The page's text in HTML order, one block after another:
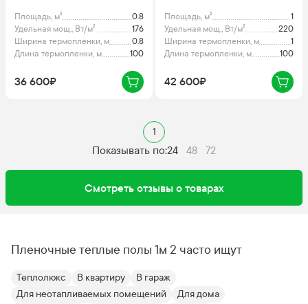
Площадь, м²
0.8
Удельная мощ., Вт/м²
176
Ширина термопленки, м
0.8
Длина термопленки, м
100
36 600₽
Площадь, м²
1
Удельная мощ., Вт/м²
220
Ширина термопленки, м
1
Длина термопленки, м
100
42 600₽
1
Показывать по:24 48 72
Смотреть отзывы о товарах
Пленочные теплые полы 1м 2 часто ищут
Теплолюкс В квартиру
В гараж
Для неотапливаемых помещений
Для дома